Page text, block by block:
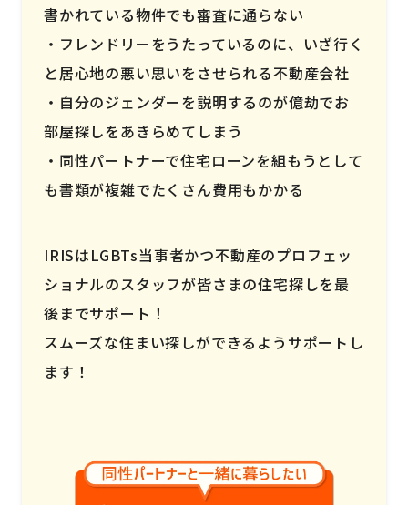
書かれている物件でも審査に通らない
フレンドリーをうたっているのに、いざ行く
と居心地の悪い思いをさせられる不動産会社
自分のジェンダーを説明するのが億劫でお
部屋探しをあきらめてしまう
同性パートナーで住宅ローンを組もうとして
も書類が複雑でたくさん費用もかかる
IRISはLGBTs当事者かつ不動産のプロフェッ
ショナルのスタッフが皆さまの住宅探しを最
後までサポート！
スムーズな住まい探しができるようサポートし
ます！